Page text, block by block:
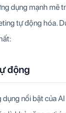
dụng mạnh mẽ
tự động hóa.
động
nổi bật của